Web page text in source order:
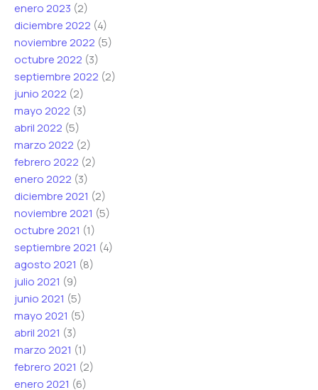
enero 2023 (2)
diciembre 2022 (4)
noviembre 2022 (5)
octubre 2022 (3)
septiembre 2022 (2)
junio 2022 (2)
mayo 2022 (3)
abril 2022 (5)
marzo 2022 (2)
febrero 2022 (2)
enero 2022 (3)
diciembre 2021 (2)
noviembre 2021 (5)
octubre 2021 (1)
septiembre 2021 (4)
agosto 2021 (8)
julio 2021 (9)
junio 2021 (5)
mayo 2021 (5)
abril 2021 (3)
marzo 2021 (1)
febrero 2021 (2)
enero 2021 (6)